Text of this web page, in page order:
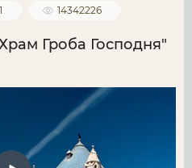
1 14342226
Гроба Господня"